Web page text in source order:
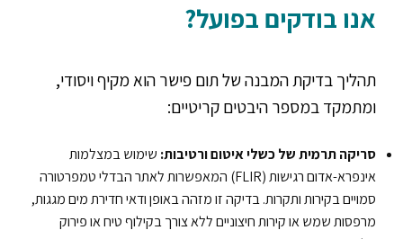
אנו בודקים בפועל?
תהליך בדיקת המבנה של תום פישר הוא מקיף ויסודי,
ומתמקד במספר היבטים קריטיים:
סריקה תרמית של כשלי איטום ורטיבות: שימוש במצלמות
אינפרא-אדום רגישות (FLIR) המאפשרות לאתר הבדלי טמפרטורה
סמויים בקירות ותקרות. בדיקה זו מזהה באופן ודאי חדירת מים מגגות,
מרפסות שמש או קירות חיצוניים ללא צורך בקילוף טיח או פירוק